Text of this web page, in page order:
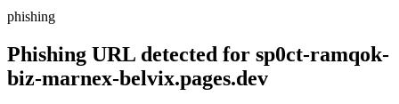
phishing
Phishing URL detected for sp0ct-ramqok-
biz-marnex-belvix.pages.dev